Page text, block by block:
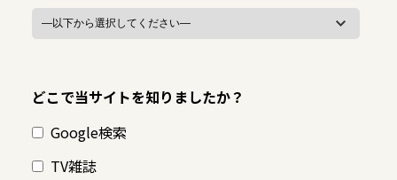
どこで当サイトを知りましたか？
Google検索
TV雑誌